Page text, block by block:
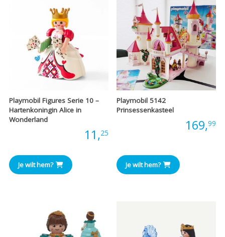
Playmobil Figures Serie 10 –
Hartenkoningin Alice in
Wonderland
11,25
Je wilt hem?
Playmobil 5142
Prinsessenkasteel
169,99
Je wilt hem?